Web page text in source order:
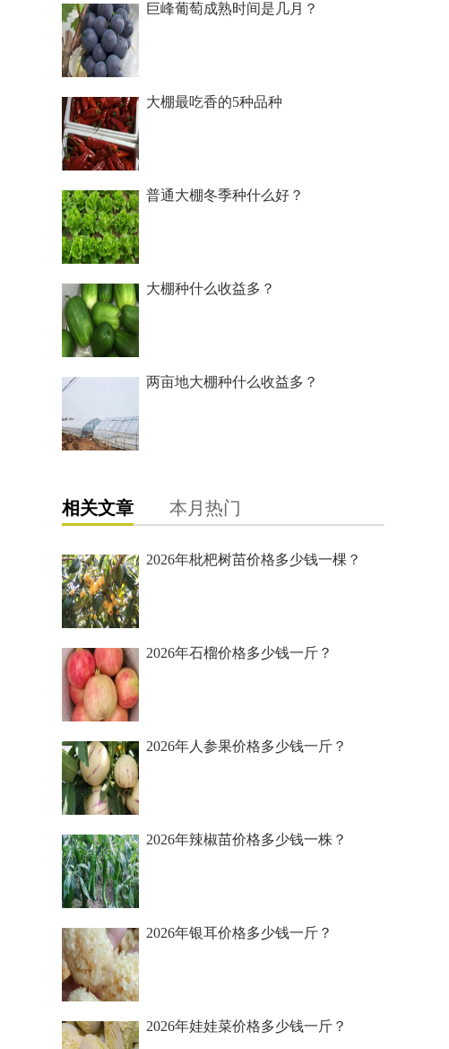
巨峰葡萄成熟时间是几月？
大棚最吃香的5种品种
普通大棚冬季种什么好？
大棚种什么收益多？
两亩地大棚种什么收益多？
相关文章 本月热门
2026年枇杷树苗价格多少钱一棵？
2026年石榴价格多少钱一斤？
2026年人参果价格多少钱一斤？
2026年辣椒苗价格多少钱一株？
2026年银耳价格多少钱一斤？
2026年娃娃菜价格多少钱一斤？